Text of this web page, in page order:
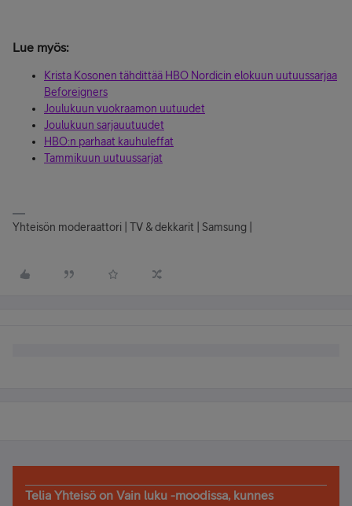
Lue myös:
Krista Kosonen tähdittää HBO Nordicin elokuun uutuussarjaa
Beforeigners
Joulukuun vuokraamon uutuudet
Joulukuun sarjauutuudet
HBO:n parhaat kauhuleffat
Tammikuun uutuussarjat
Yhteisön moderaattori | TV & dekkarit | Samsung |
Telia Yhteisö on Vain luku -moodissa, kunnes